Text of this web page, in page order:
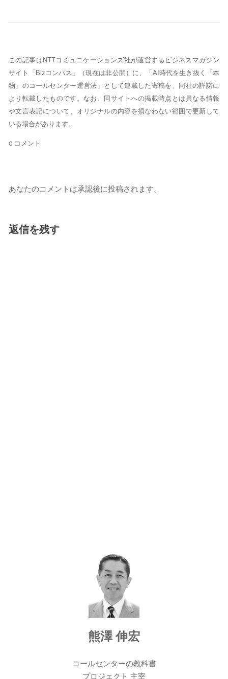
この記事はNTTコミュニケーションズ社が運営するビジネスマガジン
サイト「Bizコンパス」（現在は非公開）に、「AI時代を生き抜く「本
物」のコールセンター運営法」として連載した寄稿を、同社の許諾に
より転載したものです。なお、同サイトへの掲載時点とは異なる情報
や文言表記について、オリジナルの内容を損なわない範囲で更新して
いる場合があります。
0 コメント
あなたのコメントは承認後に投稿されます。
返信を残す
熊澤 伸宏
コールセンターの教科書
​プロジェクト 主宰